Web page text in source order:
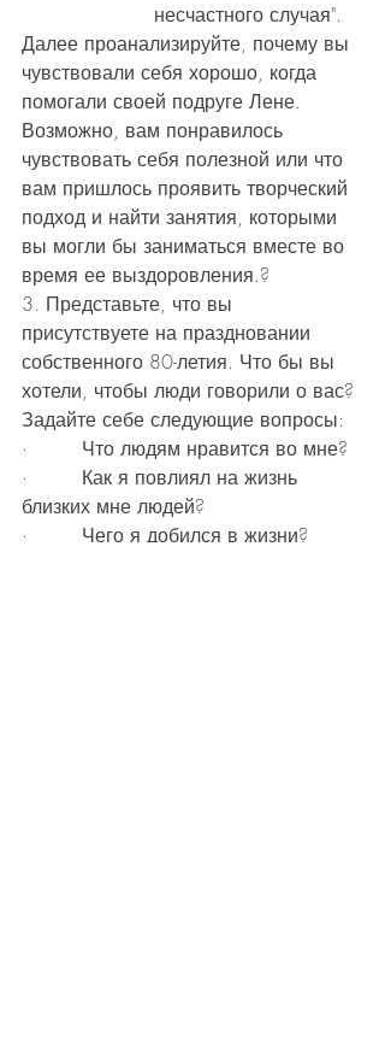
                      несчастного случая".
Далее проанализируйте, почему вы
чувствовали себя хорошо, когда
помогали своей подруге Лене.
Возможно, вам понравилось
чувствовать себя полезной или что
вам пришлось проявить творческий
подход и найти занятия, которыми
вы могли бы заниматься вместе во
время ее выздоровления.?
3. Представьте, что вы
присутствуете на праздновании
собственного 80-летия. Что бы вы
хотели, чтобы люди говорили о вас?
Задайте себе следующие вопросы:
·         Что людям нравится во мне?
·         Как я повлиял на жизнь
близких мне людей?
·         Чего я добился в жизни?